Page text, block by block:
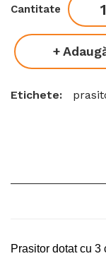
Cantitate
Etichete:
Prasitor dotat cu